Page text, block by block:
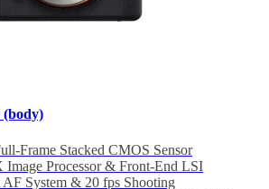
(body)
Frame Stacked CMOS Sensor
Processor & Front-End LSI
AF System & 20 fps Shooting